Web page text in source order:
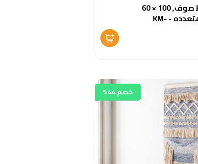
سجادة حائط صوف, 100 × 60
سم, الوان متعدده - KM-
خصم 44%